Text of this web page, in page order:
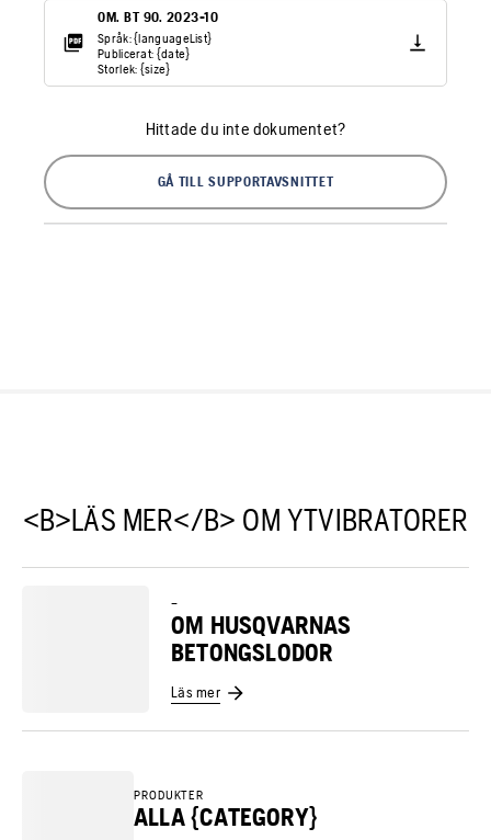
OM. BT 90. 2023-10
Språk: {languageList}
Publicerat: {date}
Storlek: {size}
Hittade du inte dokumentet?
GÅ TILL SUPPORTAVSNITTET
<B>LÄS MER</B> OM YTVIBRATORER
–
OM HUSQVARNAS
BETONGSLODOR
Läs mer
PRODUKTER
ALLA {CATEGORY}